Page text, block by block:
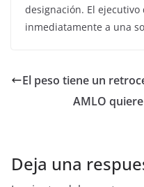
designación. El
inmediatamente a una
El peso tiene un
AMLO
Deja una